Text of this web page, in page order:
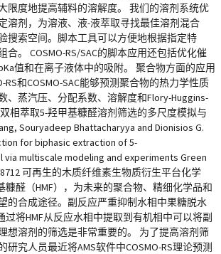
限度地提高辅料的溶解度。 我们的溶剂系统优
溶剂，为溶液、液-液萃取寻找最佳溶剂混合
搜索空间。脚本工具可以方便地根据指定特
合。 COSMO-RS/SAC的脚本应用还包括优化催
值和在离子液体中的吸附。 聚合物方面的应用
RS和COSMO-SAC能够预测聚合物的热力学性质
、蒸汽压、分配系数、溶解度和Flory-Huggins-
相萃取5-羟甲基糠醛溶剂筛选的多尺度模拟与
Souryadeep Bhattacharyya and Dionisios G.
for biphasic extraction of 5-
multiscale modeling and experiments Green
8712 可再生的木质纤维素生物质衍生平台化学
糠醛（HMF），为未来的聚合物、精细化学品和
的合成途径。副反应严重抑制水相中果糖脱水
过将HMF从反应水相中提取到有机相中可以将副
想溶剂的筛选是非常重要的。 为了提高溶剂筛
究人员最近将AMS软件中COSMO-RS理论预测